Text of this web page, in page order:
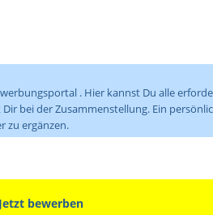
. Hier kannst Du alle
bei der Zusammenstellung. Ein
zu ergänzen.
Jetzt bewerben